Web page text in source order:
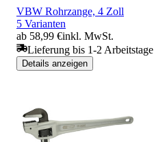
VBW Rohrzange, 4 Zoll
5 Varianten
ab 58,99 €inkl. MwSt.
Lieferung bis 1-2 Arbeitstage
Details anzeigen